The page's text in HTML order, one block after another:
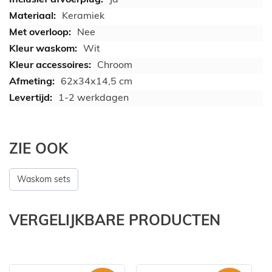
Keramiek
Nee
Wit
Chroom
62x34x14,5 cm
1-2 werkdagen
ZIE OOK
Waskom sets
VERGELIJKBARE PRODUCTEN